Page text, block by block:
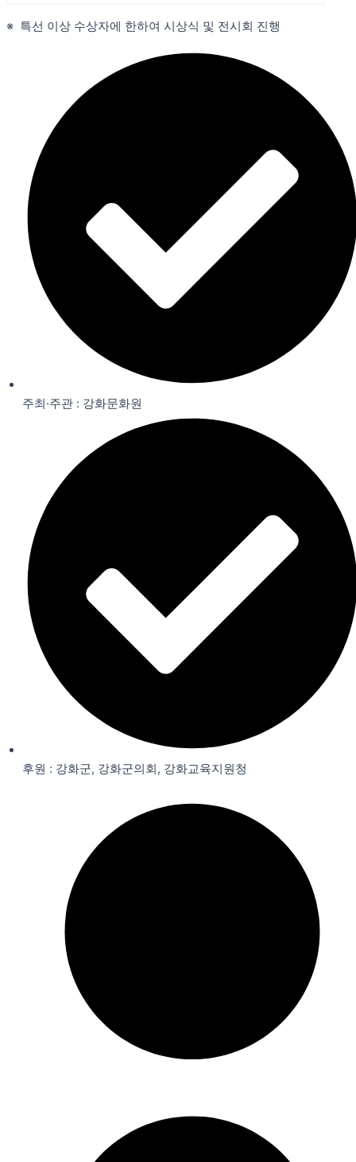
※ 특선 이상 수상자에 한하여 시상식 및 전시회 진행
주최·주관 : 강화문화원
후원 : 강화군, 강화군의회, 강화교육지원청